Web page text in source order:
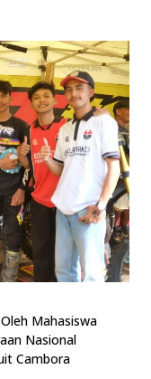
Mahasiswa
Nasional
Cambora